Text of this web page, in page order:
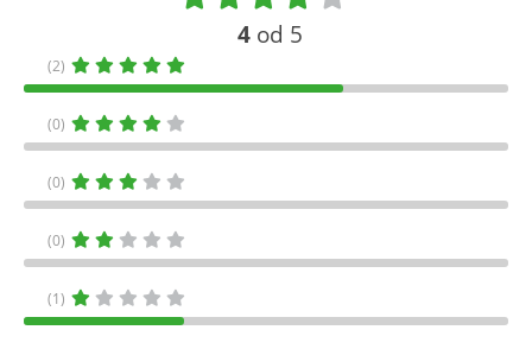
4 od 5
(2)
(0)
(0)
(0)
(1)